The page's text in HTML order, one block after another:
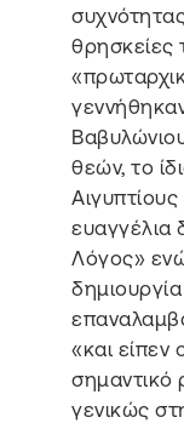
θρησκείες
θεών, το
ευαγγέλια
Λόγος»
«και
σημαντικό
γενικώς